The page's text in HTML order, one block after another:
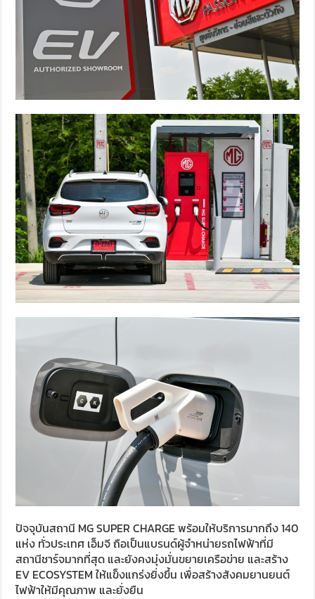
ปัจจุบันสถานี MG SUPER CHARGE พร้อมให้บริการมากถึง 140
แห่ง ทั่วประเทศ เอ็มจี ถือเป็นแบรนด์ผู้จำหน่ายรถไฟฟ้าที่มี
สถานีชาร์จมากที่สุด และยังคงมุ่งมั่นขยายเครือข่าย และสร้าง
EV ECOSYSTEM ให้แข็งแกร่งยิ่งขึ้น เพื่อสร้างสังคมยานยนต์
ไฟฟ้าให้มีคุณภาพ และยั่งยืน